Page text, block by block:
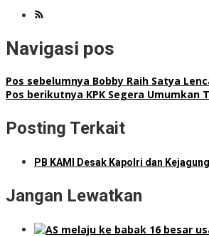
Navigasi pos
Pos sebelumnya Bobby Raih Satya
Pos berikutnya KPK Segera Umumkan
Posting Terkait
PB KAMI Desak Kapolri dan
Jangan Lewatkan